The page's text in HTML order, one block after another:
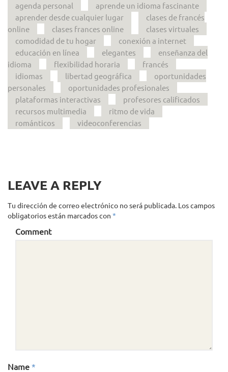
agenda personal
aprende un idioma fascinante
aprender desde cualquier lugar
clases de francés
online
clases frances online
clases virtuales
comodidad de tu hogar
conexión a internet
educación en línea
elegantes
enseñanza del
idioma
flexibilidad horaria
francés
idiomas
libertad geográfica
oportunidades
personales
oportunidades profesionales
plataformas interactivas
profesores calificados
recursos multimedia
ritmo de vida
románticos
videoconferencias
LEAVE A REPLY
Tu dirección de correo electrónico no será publicada. Los campos
obligatorios están marcados con *
Comment
Name *